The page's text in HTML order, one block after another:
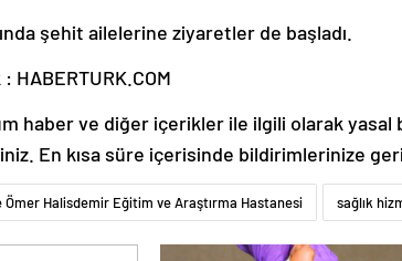
şehit ailelerine ziyaretler de başladı.
HABERTURK.COM
haber ve diğer içerikler ile ilgili olarak
En kısa süre içerisinde bildirimlerinize geri
Ömer Halisdemir Eğitim ve Araştırma Hastanesi sağlık